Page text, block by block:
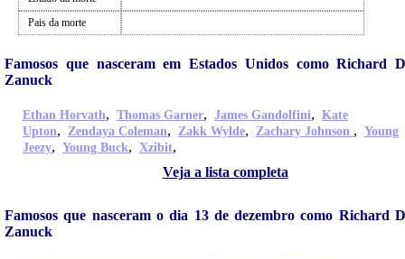
Pais da morte
Famosos que nasceram em Estados Unidos como Richard
Zanuck
Ethan Horvath, Thomas Garner, James Gandolfini, Kate
Upton, Zendaya Coleman, Zakk Wylde, Zachary Johnson , Young
Jeezy, Young Buck, Xzibit,
Veja a lista completa
Famosos que nasceram o dia 13 de dezembro como Richard
Zanuck